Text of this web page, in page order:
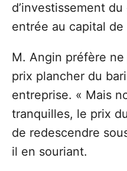
d’investissement
entrée au capital de
M. Angin préfère
prix plancher du
entreprise. « Mais
tranquilles, le prix
de redescendre
il en souriant.